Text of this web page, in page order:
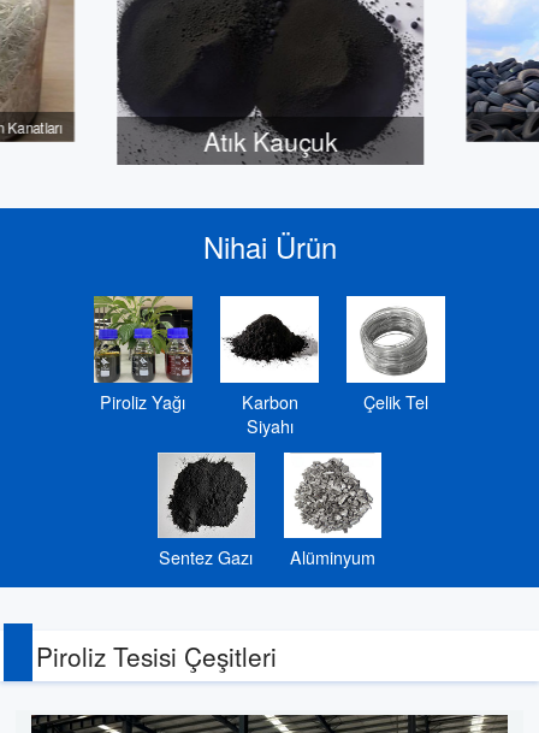
Kanatları Atık Kauçuk
Nihai Ürün
Piroliz Yağı
Karbon
Siyahı
Çelik Tel
Sentez Gazı Alüminyum
Piroliz Tesisi Çeşitleri